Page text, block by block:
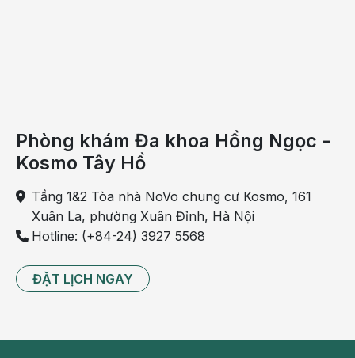
kháng viêm không steroid.
Bị ngộ độc nấm.
Uống nhiều rượu bia
Hút thuốc lá
Thực phẩm chứa chất độc.
Phòng khám Đa khoa Hồng Ngọc -
Kosmo Tây Hồ
Tầng 1&2 Tòa nhà NoVo chung cư Kosmo, 161
Xuân La, phường Xuân Đỉnh, Hà Nội
Hotline: (+84-24) 3927 5568
ĐẶT LỊCH NGAY